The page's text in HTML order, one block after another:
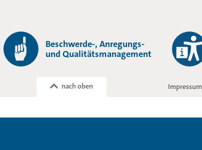
Beschwerde-, Anregungs-
und Qualitätsmanagement
Impressum
nach oben